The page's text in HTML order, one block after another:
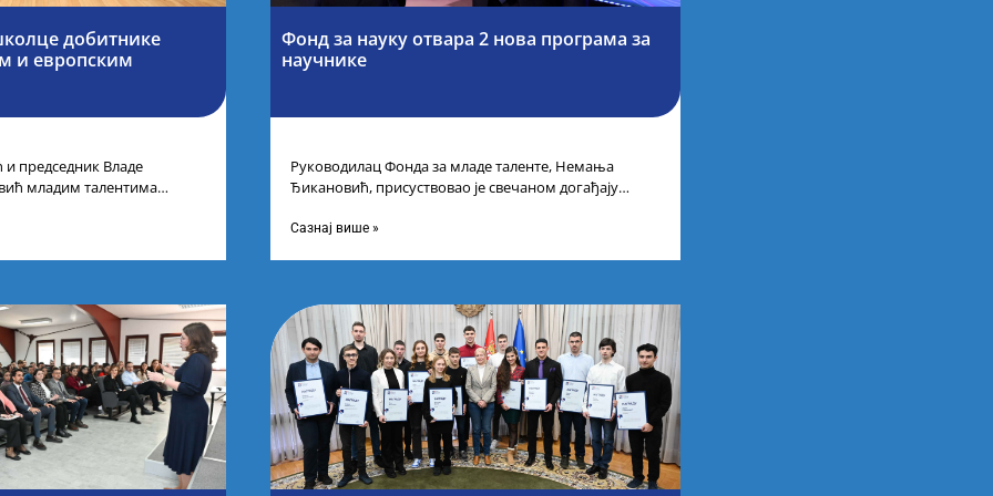
добитнике
и европским
председник Владе
младим талентима
Фонд за науку отвара 2 нова програма за
научнике
Руководилац Фонда за младе таленте, Немања
Ђикановић, присуствовао је свечаном догађају
на
Сазнај више »